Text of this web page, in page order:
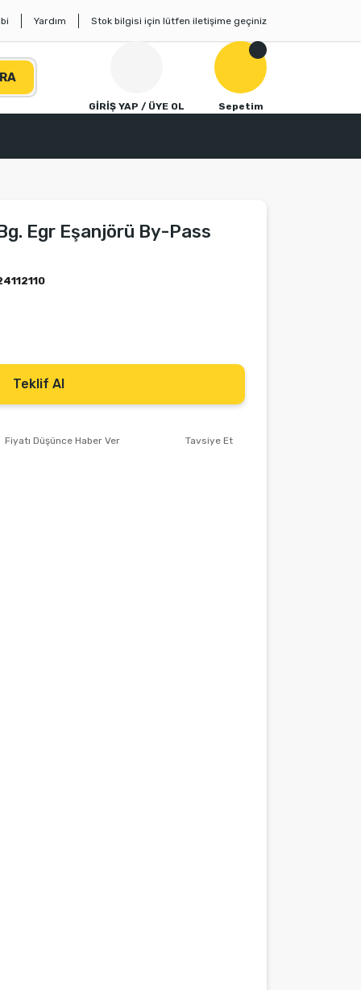
Yardım Stok bilgisi için lütfen iletişime geçiniz
GİRİŞ YAP / ÜYE OL Sepetim
Egr Eşanjörü By-Pass
Teklif Al
Fiyatı Düşünce Haber Ver Tavsiye Et